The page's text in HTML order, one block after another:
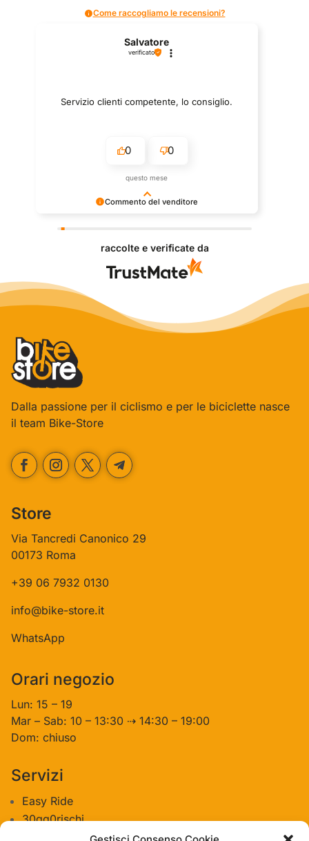
Come raccogliamo le recensioni?
Commento del venditore
servizio giusto a clienti così fantastici. Grazie
Salvatore
verificato
Servizio clienti competente, lo consiglio.
0 0
questo mese
raccolte e verificate da
Dalla passione per il ciclismo e per le biciclette nasce
il team Bike-Store
Store
Via Tancredi Canonico 29
00173 Roma
+39 06 7932 0130
info@bike-store.it
WhatsApp
Orari negozio
Lun: 15 – 19
Mar – Sab: 10 – 13:30 ⇢ 14:30 – 19:00
Dom: chiuso
Servizi
Easy Ride
30gg0rischi
Servizi Officina